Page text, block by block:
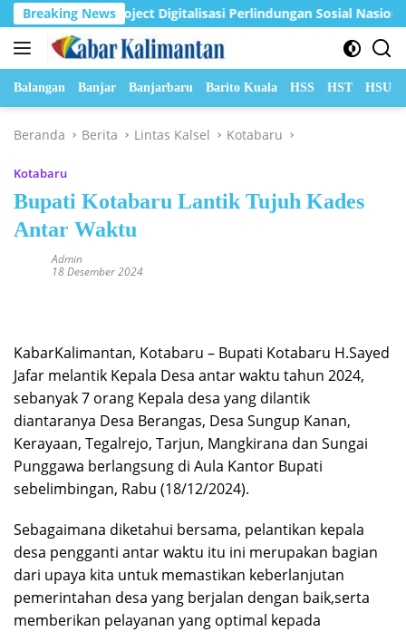
Langsung
ke
konten
Breaking News
Jadi Pilot Project Digitalisasi Perlindungan Sosial Nasional 2026
Balangan Banjar Banjarbaru Barito Kuala HSS HST HSU
Beranda Berita Lintas Kalsel Kotabaru
Kotabaru
Bupati Kotabaru Lantik Tujuh Kades
Antar Waktu
Admin
18 Desember 2024
KabarKalimantan, Kotabaru – Bupati Kotabaru H.Sayed
Jafar melantik Kepala Desa antar waktu tahun 2024,
sebanyak 7 orang Kepala desa yang dilantik
diantaranya Desa Berangas, Desa Sungup Kanan,
Kerayaan, Tegalrejo, Tarjun, Mangkirana dan Sungai
Punggawa berlangsung di Aula Kantor Bupati
sebelimbingan, Rabu (18/12/2024).
Sebagaimana diketahui bersama, pelantikan kepala
desa pengganti antar waktu itu ini merupakan bagian
dari upaya kita untuk memastikan keberlanjutan
pemerintahan desa yang berjalan dengan baik,serta
memberikan pelayanan yang optimal kepada